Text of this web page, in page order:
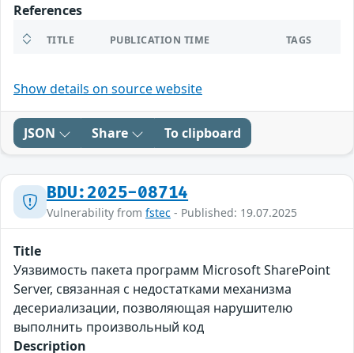
References
TITLE PUBLICATION TIME TAGS
Show details on source website
JSON Share To clipboard
BDU:2025-08714
Vulnerability from fstec - Published: 19.07.2025
Title
Уязвимость пакета программ Microsoft SharePoint
Server, связанная с недостатками механизма
десериализации, позволяющая нарушителю
выполнить произвольный код
Description